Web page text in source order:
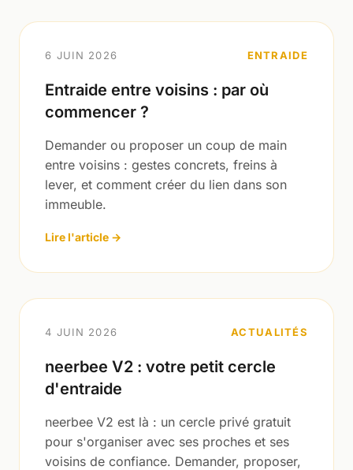
6 JUIN 2026 ENTRAIDE
Entraide entre voisins : par où
commencer ?
Demander ou proposer un coup de main
entre voisins : gestes concrets, freins à
lever, et comment créer du lien dans son
immeuble.
Lire l'article →
4 JUIN 2026 ACTUALITÉS
neerbee V2 : votre petit cercle
d'entraide
neerbee V2 est là : un cercle privé gratuit
pour s'organiser avec ses proches et ses
voisins de confiance. Demander, proposer,